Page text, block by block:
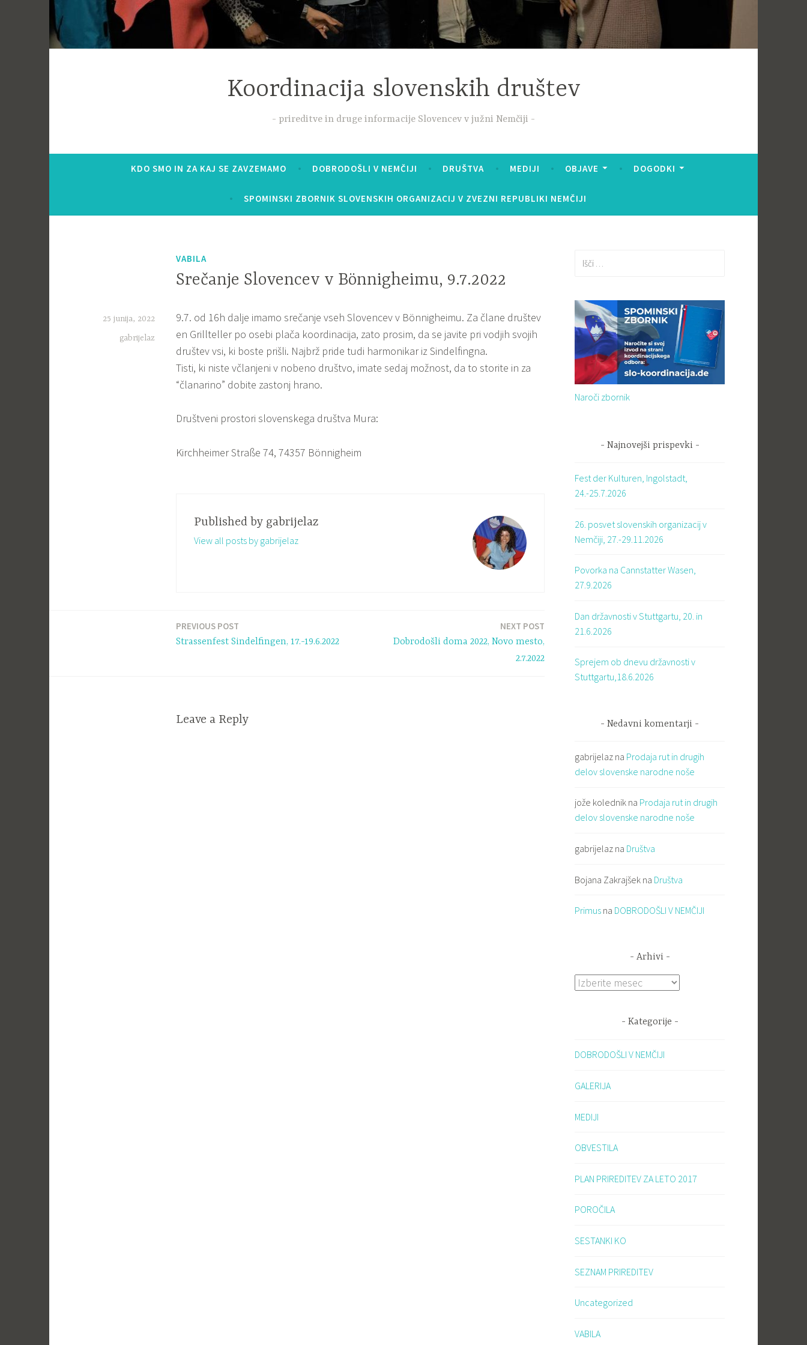
Koordinacija slovenskih društev
prireditve in druge informacije Slovencev v južni Nemčiji
KDO SMO IN ZA KAJ SE ZAVZEMAMO DOBRODOŠLI V NEMČIJI DRUŠTVA MEDIJI OBJAVE DOGODKI
SPOMINSKI ZBORNIK SLOVENSKIH ORGANIZACIJ V ZVEZNI REPUBLIKI NEMČIJI
VABILA
Srečanje Slovencev v Bönnigheimu, 9.7.2022
25 junija, 2022
gabrijelaz
9.7. od 16h dalje imamo srečanje vseh Slovencev v Bönnigheimu. Za člane društev
en Grillteller po osebi plača koordinacija, zato prosim, da se javite pri vodjih svojih
društev vsi, ki boste prišli. Najbrž pride tudi harmonikar iz Sindelfingna.
Tisti, ki niste včlanjeni v nobeno društvo, imate sedaj možnost, da to storite in za
“članarino” dobite zastonj hrano.
Društveni prostori slovenskega društva Mura:
Kirchheimer Straße 74, 74357 Bönnigheim
Published by gabrijelaz
View all posts by gabrijelaz
PREVIOUS POST
Strassenfest Sindelfingen, 17.-19.6.2022
NEXT POST
Dobrodošli doma 2022, Novo mesto,
2.7.2022
Leave a Reply
Naroči zbornik
Najnovejši prispevki
Fest der Kulturen, Ingolstadt,
24.-25.7.2026
26. posvet slovenskih organizacij v
Nemčiji, 27.-29.11.2026
Povorka na Cannstatter Wasen,
27.9.2026
Dan državnosti v Stuttgartu, 20. in
21.6.2026
Sprejem ob dnevu državnosti v
Stuttgartu,18.6.2026
Nedavni komentarji
gabrijelaz na Prodaja rut in drugih
delov slovenske narodne noše
jože kolednik na Prodaja rut in drugih
delov slovenske narodne noše
gabrijelaz na Društva
Bojana Zakrajšek na Društva
Primus na DOBRODOŠLI V NEMČIJI
Arhivi
Arhivi
Kategorije
DOBRODOŠLI V NEMČIJI
GALERIJA
MEDIJI
OBVESTILA
PLAN PRIREDITEV ZA LETO 2017
POROČILA
SESTANKI KO
SEZNAM PRIREDITEV
Uncategorized
VABILA